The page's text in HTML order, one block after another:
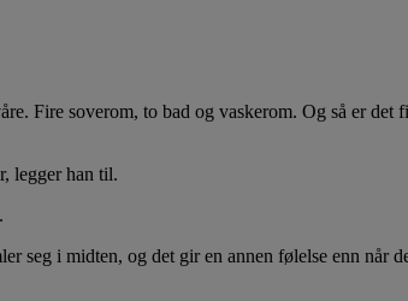
Fire soverom, to bad og vaskerom. Og så er det
legger han til.
seg i midten, og det gir en annen følelse enn når